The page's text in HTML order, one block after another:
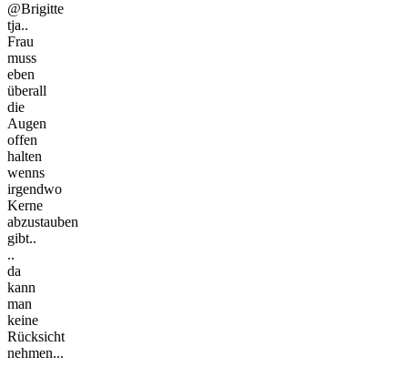
@Brigitte
tja..
Frau
muss
eben
überall
die
Augen
offen
halten
wenns
irgendwo
Kerne
abzustauben
gibt..
..
da
kann
man
keine
Rücksicht
nehmen...